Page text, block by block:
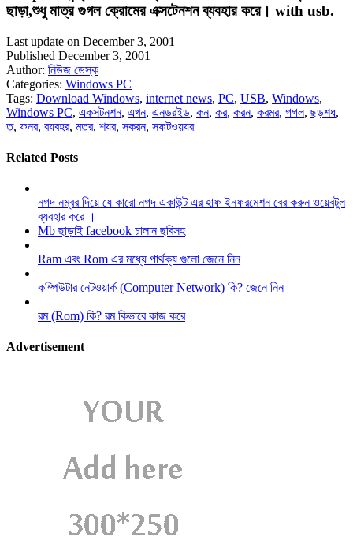
ছাড়া,শুধু মাত্র গুগল ক্রোমের এক্সটেনশন ব্যবহার করে। with usb.
Last update on December 3, 2001
Published December 3, 2001
Author: নিউজ ডেস্ক
Categories: Windows PC
Tags: Download Windows, internet news, PC, USB, Windows,
Windows PC, একসটনশন, এখন, এনডরইড, কন, কর, করন, করমর, গগল, ছড়শধ,
ত, ফনর, বযবহর, মতর, শযর, সকরন, সফটওয়যর
Related Posts
নগদ নম্বর দিয়ে যে কারো নগদ একাউন্ট এর হাফ ইনফরমেশন বের করুন ওয়েবটুল
ব্যবহার করে ।
Mb ছাড়াই facebook চালান ছবিসহ
Ram এবং Rom এর মধ্যে পার্থক্য গুলো জেনে নিন
কম্পিউটার নেটওয়ার্ক (Computer Network) কি? জেনে নিন
রম (Rom) কি? রম কিভাবে কাজ করে
Advertisement